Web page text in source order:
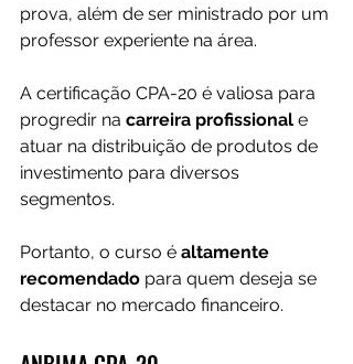
prova, além de ser ministrado por um
professor experiente na área.
A certificação CPA-20 é valiosa para
progredir na carreira profissional e
atuar na distribuição de produtos de
investimento para diversos
segmentos.
Portanto, o curso é altamente
recomendado para quem deseja se
destacar no mercado financeiro.